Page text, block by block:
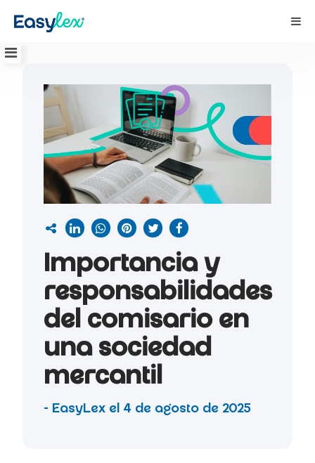
Importancia y
responsabilidades
del comisario en
una sociedad
mercantil
- EasyLex el 4 de agosto de 2025